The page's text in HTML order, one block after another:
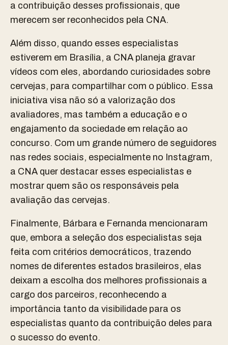
a contribuição desses profissionais, que
merecem ser reconhecidos pela CNA.
Além disso, quando esses especialistas
estiverem em Brasília, a CNA planeja gravar
vídeos com eles, abordando curiosidades sobre
cervejas, para compartilhar com o público. Essa
iniciativa visa não só a valorização dos
avaliadores, mas também a educação e o
engajamento da sociedade em relação ao
concurso. Com um grande número de seguidores
nas redes sociais, especialmente no Instagram,
a CNA quer destacar esses especialistas e
mostrar quem são os responsáveis pela
avaliação das cervejas.
Finalmente, Bárbara e Fernanda mencionaram
que, embora a seleção dos especialistas seja
feita com critérios democráticos, trazendo
nomes de diferentes estados brasileiros, elas
deixam a escolha dos melhores profissionais a
cargo dos parceiros, reconhecendo a
importância tanto da visibilidade para os
especialistas quanto da contribuição deles para
o sucesso do evento.